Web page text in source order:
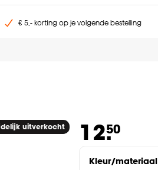
€ 5,- korting op je volgende bestelling
uitverkocht 12.50
Kleur/materiaal